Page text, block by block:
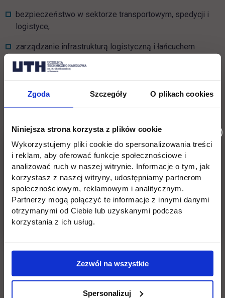
Zgoda Szczegóły O plikach cookies
Niniejsza strona korzysta z plików cookie
Wykorzystujemy pliki cookie do spersonalizowania treści
i reklam, aby oferować funkcje społecznościowe i
analizować ruch w naszej witrynie. Informacje o tym, jak
korzystasz z naszej witryny, udostępniamy partnerom
społecznościowym, reklamowym i analitycznym.
Partnerzy mogą połączyć te informacje z innymi danymi
otrzymanymi od Ciebie lub uzyskanymi podczas
korzystania z ich usług.
Zezwól na wszystkie
Spersonalizuj
bezpieczeństwo w sektorze transportowym, spedycji i
logistyce,
zarządzanie infrastrukturą logistyczną i łańcuchem
dostaw,
inteligentny transport,
systemy informatyczne w transporcie,
nowoczesne metody i narzędzia, organizowania,
planowania
i koordynowania współczesnych procesów spedycyjno-
przewozowych,
specyfika transportu kolejowego,
nowoczesne mechanizmy zabezpieczenia materiałowo-
technicznego
różnych gałęziach transportu,
strategie i praktyki zakupowe,